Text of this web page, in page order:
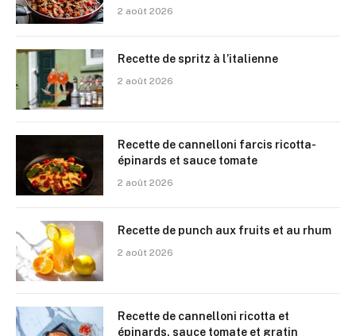
2 août 2026
Recette de spritz à l’italienne
2 août 2026
Recette de cannelloni farcis ricotta-
épinards et sauce tomate
2 août 2026
Recette de punch aux fruits et au rhum
2 août 2026
Recette de cannelloni ricotta et
épinards, sauce tomate et gratin